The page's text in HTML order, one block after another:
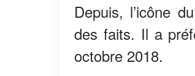
Depuis, l’icône
des faits. Il a
octobre 2018.